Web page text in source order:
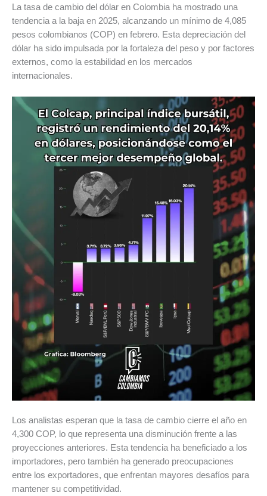
La tasa de cambio del dólar en Colombia ha mostrado una
tendencia a la baja en 2025, alcanzando un mínimo de 4,085
pesos colombianos (COP) en febrero. Esta depreciación del
dólar ha sido impulsada por la fortaleza del peso y por factores
externos, como la estabilidad en los mercados
internacionales.
Los analistas esperan que la tasa de cambio cierre el año en
4,300 COP, lo que representa una disminución frente a las
proyecciones anteriores. Esta tendencia ha beneficiado a los
importadores, pero también ha generado preocupaciones
entre los exportadores, que enfrentan mayores desafíos para
mantener su competitividad.